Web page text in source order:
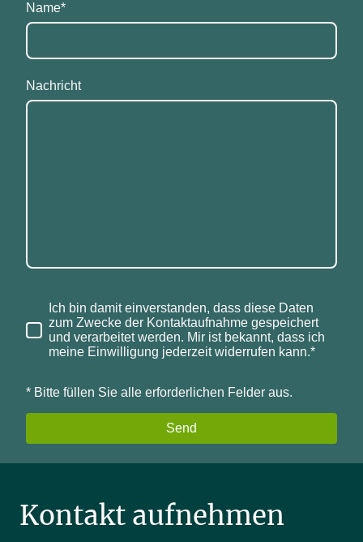
Name*
Nachricht
Ich bin damit einverstanden, dass diese Daten
zum Zwecke der Kontaktaufnahme gespeichert
und verarbeitet werden. Mir ist bekannt, dass ich
meine Einwilligung jederzeit widerrufen kann.*
* Bitte füllen Sie alle erforderlichen Felder aus.
Send
Kontakt aufnehmen